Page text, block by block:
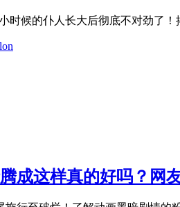
时候的仆人长大后彻底不对劲了
成这样真的好吗？网